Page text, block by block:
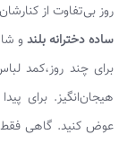
روز بی‌تفاوت از
ساده دخترانه بلندو
برای چند روز،کمد
هیجان‌انگیز. برای
عوض کنید. گاهی